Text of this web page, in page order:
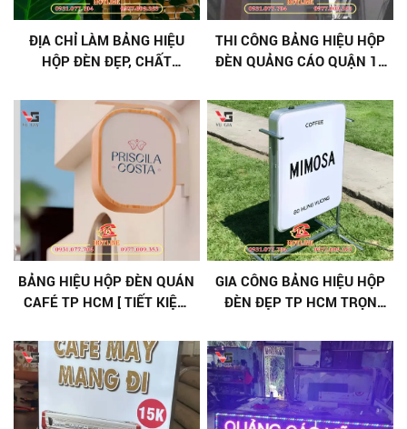
ĐỊA CHỈ LÀM BẢNG HIỆU
HỘP ĐÈN ĐẸP, CHẤT
TPHCM
THI CÔNG BẢNG HIỆU HỘP
ĐÈN QUẢNG CÁO QUẬN 10
NƠI - MIỄN PHÍ THIẾT KẾ ] -
GIÁ RẺ
BẢNG HIỆU HỘP ĐÈN QUÁN
CAFÉ TP HCM [ TIẾT KIỆM
GIA CÔNG BẢNG HIỆU HỘP
ĐÈN ĐẸP TP HCM TRỌN